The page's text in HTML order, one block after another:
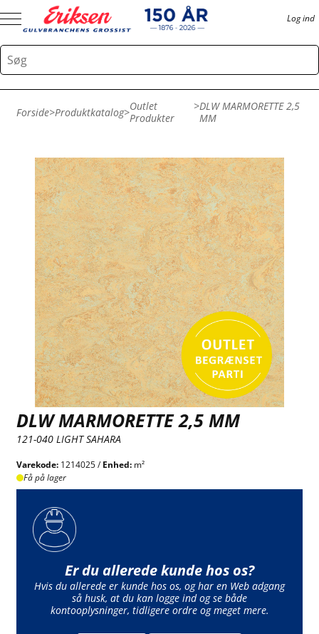
Log ind
Forside>Produktkatalog>Outlet
Produkter
>DLW MARMORETTE 2,5
MM
DLW MARMORETTE 2,5 MM
121-040 LIGHT SAHARA
Varekode: 1214025 /Enhed: m²
Få på lager
Er du allerede kunde hos os?
Hvis du allerede er kunde hos os, og har en Web adgang
så husk, at du kan logge ind og se både
kontooplysninger, tidligere ordre og meget mere.